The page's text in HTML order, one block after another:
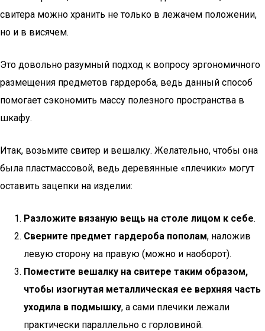
свитера можно хранить не только в лежачем положении,
но и в висячем.
Это довольно разумный подход к вопросу эргономичного
размещения предметов гардероба, ведь данный способ
помогает сэкономить массу полезного пространства в
шкафу.
Итак, возьмите свитер и вешалку. Желательно, чтобы она
была пластмассовой, ведь деревянные «плечики» могут
оставить зацепки на изделии:
Разложите вязаную вещь на столе лицом к себе.
Сверните предмет гардероба пополам, наложив
левую сторону на правую (можно и наоборот).
Поместите вешалку на свитере таким образом,
чтобы изогнутая металлическая ее верхняя часть
уходила в подмышку, а сами плечики лежали
практически параллельно с горловиной.